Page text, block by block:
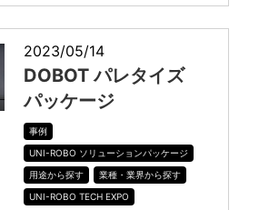
2023/05/14
DOBOT パレタイズ
パッケージ
事例
UNI-ROBO ソリューションパッケージ
用途から探す
業種・業界から探す
UNI-ROBO TECH EXPO